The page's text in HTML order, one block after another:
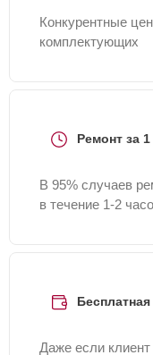
Конкурентные
комплектующих
Ремонт за
В 95% случаев
в течение 1-2
Даже если